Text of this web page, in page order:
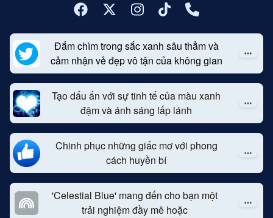
Đắm chìm trong sắc xanh sâu thẳm và
cảm nhận vẻ đẹp vô tận của không gian
Tạo dấu ấn với sự tinh tế của màu xanh
đậm và ánh sáng lấp lánh
Chinh phục những giấc mơ với phong
cách huyền bí
'Celestial Blue' mang đến cho bạn một
trải nghiệm đầy mê hoặc